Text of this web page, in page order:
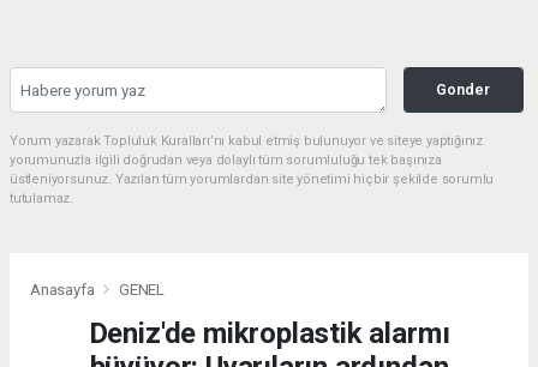
Gonder
Yorum yazarak Topluluk Kuralları’nı kabul etmiş bulunuyor ve siteye yaptığınız
yorumunuzla ilgili doğrudan veya dolaylı tüm sorumluluğu tek başınıza
üstleniyorsunuz. Yazılan tüm yorumlardan site yönetimi hiçbir şekilde sorumlu
tutulamaz.
Anasayfa GENEL
Deniz'de mikroplastik alarmı